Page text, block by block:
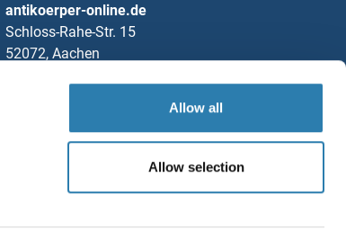
Allow all
Allow selection
antikoerper-online.de
Schloss-Rahe-Str. 15
52072, Aachen
+49 (0)241 95 163 153
+49 (0)241 95 163 155
Rockland Immunochemicals, Inc.Speichern / Teilen